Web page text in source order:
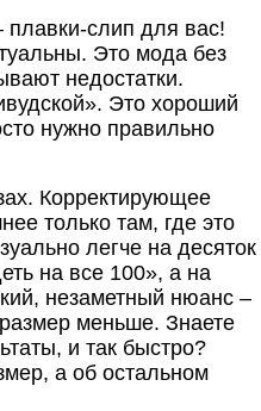
слип для вас!
Это мода без
недостатки.
Это хороший
нужно правильно
Корректирующее
только там, где это
легче на десяток
на все 100», а на
незаметный нюанс –
меньше. Знаете
и так быстро?
а об остальном